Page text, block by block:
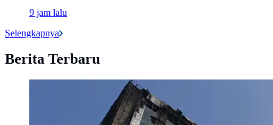
9 jam lalu
Selengkapnya
Berita Terbaru